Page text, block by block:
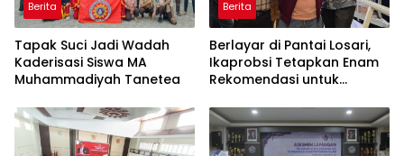
Berita
Tapak Suci Jadi Wadah
Kaderisasi Siswa MA
Muhammadiyah Tanetea
Berita
Berlayar di Pantai Losari,
Ikaprobsi Tetapkan Enam
Rekomendasi untuk